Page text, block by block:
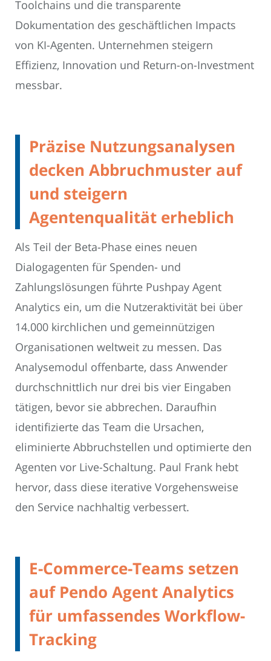
Toolchains und die transparente
Dokumentation des geschäftlichen Impacts
von KI-Agenten. Unternehmen steigern
Effizienz, Innovation und Return-on-Investment
messbar.
Präzise Nutzungsanalysen
decken Abbruchmuster auf
und steigern
Agentenqualität erheblich
Als Teil der Beta-Phase eines neuen
Dialogagenten für Spenden- und
Zahlungslösungen führte Pushpay Agent
Analytics ein, um die Nutzeraktivität bei über
14.000 kirchlichen und gemeinnützigen
Organisationen weltweit zu messen. Das
Analysemodul offenbarte, dass Anwender
durchschnittlich nur drei bis vier Eingaben
tätigen, bevor sie abbrechen. Daraufhin
identifizierte das Team die Ursachen,
eliminierte Abbruchstellen und optimierte den
Agenten vor Live-Schaltung. Paul Frank hebt
hervor, dass diese iterative Vorgehensweise
den Service nachhaltig verbessert.
E-Commerce-Teams setzen
auf Pendo Agent Analytics
für umfassendes Workflow-
Tracking